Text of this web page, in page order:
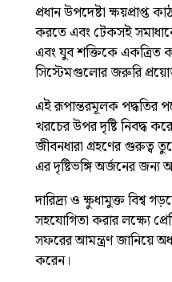
প্রধান উপদেষ্টা ক্ষয়প্রাপ্ত
করতে এবং টেকসই
এবং যুব শক্তিকে একত্রিত
সিস্টেমগুলোর জরুরি
এই রূপান্তরমূলক পদ্ধতির
খরচের উপর দৃষ্টি নিবদ্ধ
জীবনধারা গ্রহণের গুরুত্ব
এর দৃষ্টিভঙ্গি অর্জনের জন্য
দারিদ্র্য ও ক্ষুধামুক্ত বিশ্ব
সহযোগিতা করার লক্ষ্যে
সফরের আমন্ত্রণ জানিয়ে
করেন।